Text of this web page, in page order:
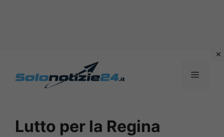
MENU
Lutto per la Regina